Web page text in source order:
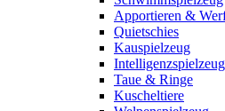
Apportieren &
Quietschies
Kauspielzeug
Intelligenzspielzeug
Taue & Ringe
Kuscheltiere